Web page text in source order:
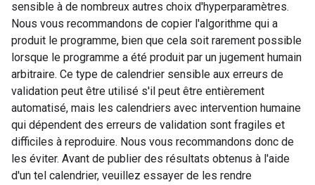
sensible à de nombreux autres choix d'hyperparamètres.
Nous vous recommandons de copier l'algorithme qui a
produit le programme, bien que cela soit rarement possible
lorsque le programme a été produit par un jugement humain
arbitraire. Ce type de calendrier sensible aux erreurs de
validation peut être utilisé s'il peut être entièrement
automatisé, mais les calendriers avec intervention humaine
qui dépendent des erreurs de validation sont fragiles et
difficiles à reproduire. Nous vous recommandons donc de
les éviter. Avant de publier des résultats obtenus à l'aide
d'un tel calendrier, veuillez essayer de les rendre